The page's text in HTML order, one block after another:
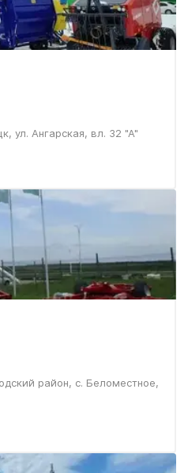
ул. Ангарская, вл. 32 "А"
район, с. Беломестное,